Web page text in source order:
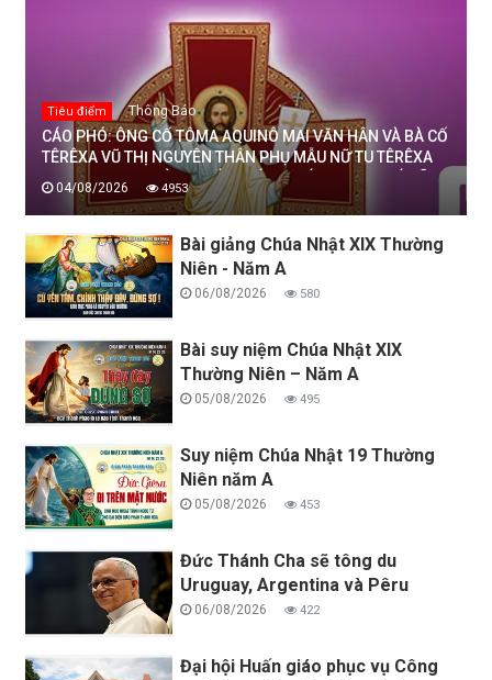
Tiêu điểm Thông Báo
CÁO PHÓ: ÔNG CỐ TÔMA AQUINÔ MAI VĂN HÂN VÀ BÀ CỐ
TÊRÊXA VŨ THỊ NGUYÊN THÂN PHỤ MẪU NỮ TU TÊRÊXA
MAI THỊ THỊNH, DÒNG MẾN THÁNH GIÁ THANH HOÁ ĐÃ
AN NGHỈ TRONG CHÚA, NGÀY 04/08/2026
04/08/2026 4953
Bài giảng Chúa Nhật XIX Thường
Niên - Năm A
06/08/2026 580
Bài suy niệm Chúa Nhật XIX
Thường Niên – Năm A
05/08/2026 495
Suy niệm Chúa Nhật 19 Thường
Niên năm A
05/08/2026 453
Đức Thánh Cha sẽ tông du
Uruguay, Argentina và Pêru
06/08/2026 422
Đại hội Huấn giáo phục vụ Công